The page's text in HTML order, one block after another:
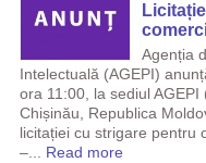
Agenția
Intelectuală (AGEPI)
ora 11:00, la sediul AGEPI
Chișinău, Republica
licitației cu strigare pentru
–... Read more